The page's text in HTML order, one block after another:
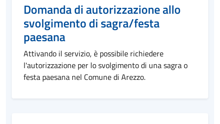
Domanda di autorizzazione allo
svolgimento di sagra/festa
paesana
Attivando il servizio, è possibile richiedere
l'autorizzazione per lo svolgimento di una sagra o
festa paesana nel Comune di Arezzo.